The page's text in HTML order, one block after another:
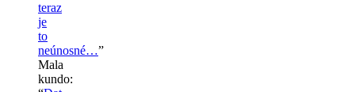
teraz
je
to
neúnosné…”
Mala
kundo: